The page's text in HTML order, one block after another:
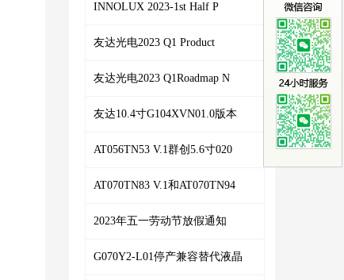
INNOLUX 2023-1st Half P
友达光电2023 Q1 Product
友达光电2023 Q1Roadmap N
友达10.4寸G104XVN01.0版本
AT056TN53 V.1群创5.6寸020
AT070TN83 V.1和AT070TN94
2023年五一劳动节放假通知
G070Y2-L01停产兼容替代液晶